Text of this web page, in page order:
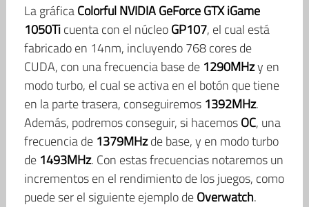
La gráficaColorful NVIDIA GeForce GTX iGame
1050Ticuenta con el núcleoGP107, el cual está
fabricado en 14nm, incluyendo 768 cores de
CUDA, con una frecuencia base de 1290MHzy en
modo turbo, el cual se activa en el botón que tiene
en la parte trasera, conseguiremos 1392MHz.
Además, podremos conseguir, si hacemosOC, una
frecuencia de 1379MHzde base, y en modo turbo
de 1493MHz. Con estas frecuencias notaremos un
incrementos en el rendimiento de los juegos, como
puede ser el siguiente ejemplo deOverwatch.